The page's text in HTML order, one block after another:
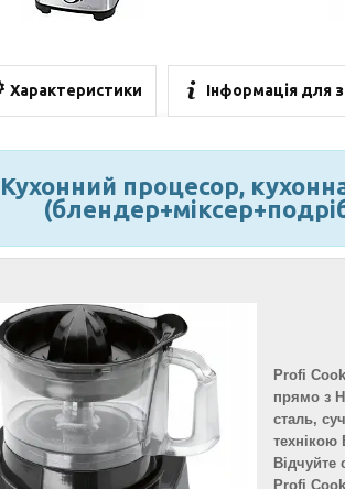
Характеристики Інформація для
Кухонний процесор,
Profi
прямо з
сталь,
технікою
Відчуйте
Profi